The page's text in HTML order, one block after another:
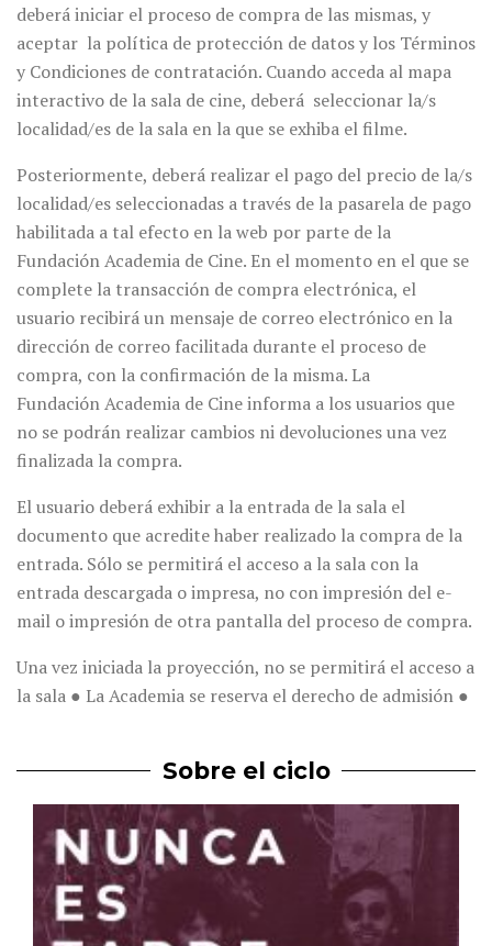
deberá iniciar el proceso de compra de las mismas, y
aceptar la política de protección de datos y los Términos
y Condiciones de contratación. Cuando acceda al mapa
interactivo de la sala de cine, deberá seleccionar la/s
localidad/es de la sala en la que se exhiba el filme.
Posteriormente, deberá realizar el pago del precio de la/s
localidad/es seleccionadas a través de la pasarela de pago
habilitada a tal efecto en la web por parte de la
Fundación Academia de Cine. En el momento en el que se
complete la transacción de compra electrónica, el
usuario recibirá un mensaje de correo electrónico en la
dirección de correo facilitada durante el proceso de
compra, con la confirmación de la misma. La
Fundación Academia de Cine informa a los usuarios que
no se podrán realizar cambios ni devoluciones una vez
finalizada la compra.
El usuario deberá exhibir a la entrada de la sala el
documento que acredite haber realizado la compra de la
entrada. Sólo se permitirá el acceso a la sala con la
entrada descargada o impresa, no con impresión del e-
mail o impresión de otra pantalla del proceso de compra.
Una vez iniciada la proyección, no se permitirá el acceso a
la sala ● La Academia se reserva el derecho de admisión ●
Sobre el ciclo